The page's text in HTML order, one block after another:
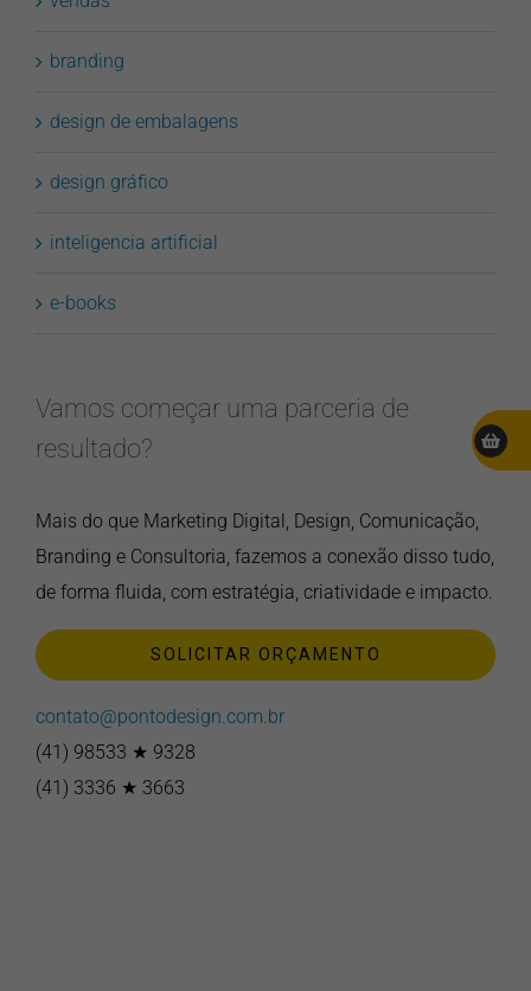
branding
design de embalagens
design gráfico
inteligencia artificial
e-books
Vamos começar uma parceria de
resultado?
Mais do que Marketing Digital, Design, Comunicação,
Branding e Consultoria, fazemos a conexão disso tudo,
de forma fluida, com estratégia, criatividade e impacto.
SOLICITAR ORÇAMENTO
contato@pontodesign.com.br
(41) 98533 ★ 9328
(41) 3336 ★ 3663